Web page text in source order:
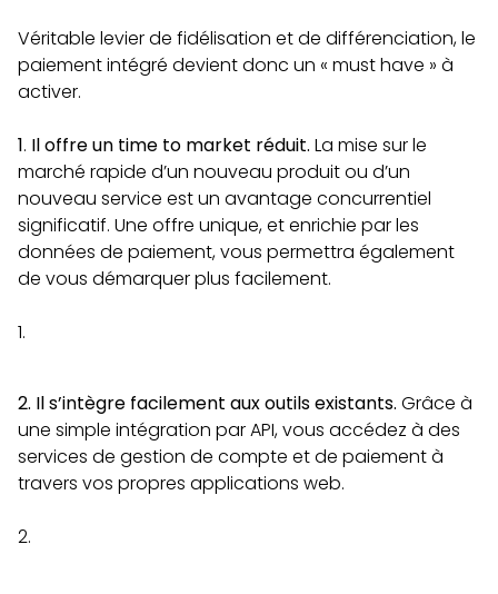
Véritable levier de fidélisation et de différenciation, le
paiement intégré devient donc un « must have » à
activer.
1. Il offre un time to market réduit. La mise sur le
marché rapide d’un nouveau produit ou d’un
nouveau service est un avantage concurrentiel
significatif. Une offre unique, et enrichie par les
données de paiement, vous permettra également
de vous démarquer plus facilement.
2. Il s’intègre facilement aux outils existants. Grâce à
une simple intégration par API, vous accédez à des
services de gestion de compte et de paiement à
travers vos propres applications web.